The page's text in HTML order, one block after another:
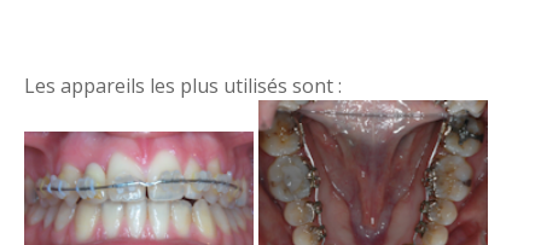
Les appareils les plus utilisés sont :